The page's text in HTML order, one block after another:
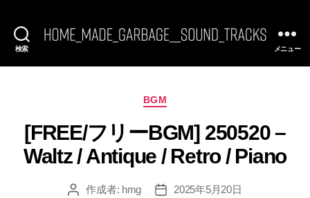
検索
BGM]
SoundTracks
メニュー
カ
ゴ
リ
ー
BGM
[FREE/フリーBGM] 250520 –
Waltz / Antique / Retro / Piano
投
作成者: hmg
投
2025年5月20日